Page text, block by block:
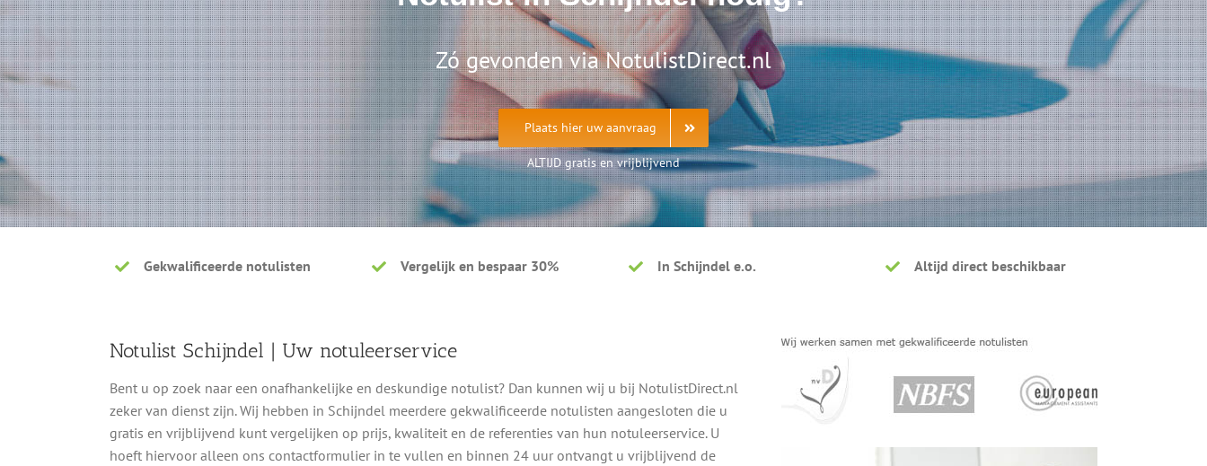
Zó gevonden via NotulistDirect.nl
Plaats hier uw aanvraag
ALTIJD gratis en vrijblijvend
Gekwalificeerde notulisten Vergelijk en bespaar 30% In Schijndel e.o. Altijd direct beschikbaar
Notulist Schijndel | Uw notuleerservice
Bent u op zoek naar een onafhankelijke en deskundige notulist? Dan kunnen wij u bij NotulistDirect.nl
zeker van dienst zijn. Wij hebben in Schijndel meerdere gekwalificeerde notulisten aangesloten die u
gratis en vrijblijvend kunt vergelijken op prijs, kwaliteit en de referenties van hun notuleerservice. U
hoeft hiervoor alleen ons contactformulier in te vullen en binnen 24 uur ontvangt u vrijblijvend de